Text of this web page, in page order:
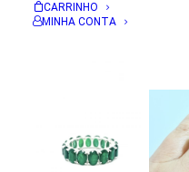
CARRINHO
MINHA CONTA